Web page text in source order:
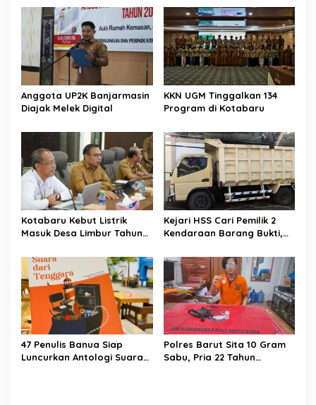
Anggota UP2K Banjarmasin
Diajak Melek Digital
KKN UGM Tinggalkan 134
Program di Kotabaru
Kotabaru Kebut Listrik
Masuk Desa Limbur Tahun
Kejari HSS Cari Pemilik 2
Kendaraan Barang Bukti,
47 Penulis Banua Siap
Luncurkan Antologi Suara
Polres Barut Sita 10 Gram
Sabu, Pria 22 Tahun